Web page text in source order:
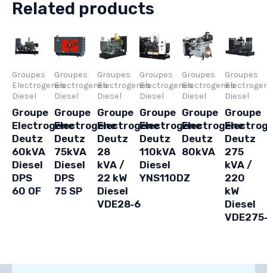
Related products
Groupes
Electrogenes
Diesel
Groupe
Electrogene
Deutz
60kVA
Diesel
DPS
60 OF
Groupes
Electrogenes
Diesel
Groupe
Electrogene
Deutz
75kVA
Diesel
DPS
75 SP
Groupes
Electrogenes
Diesel
Groupe
Electrogene
Deutz
28
kVA /
22 kW
Diesel
VDE28‑6
Groupes
Electrogenes
Diesel
Groupe
Electrogene
Deutz
110kVA
Diesel
YNS110DZ
Groupes
Electrogenes
Diesel
Groupe
Electrogene
Deutz
80kVA
Groupes
Diesel
Groupe
Deutz
275
kVA /
220
kW
Diesel